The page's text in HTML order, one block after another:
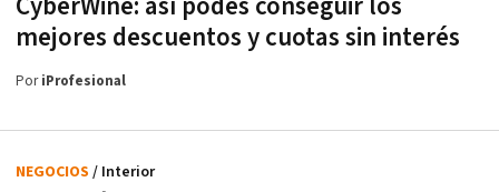
CyberWine: así podés conseguir los
mejores descuentos y cuotas sin interés
PoriProfesional
NEGOCIOS / Interior